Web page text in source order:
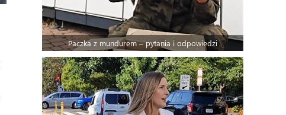
Paczka z mundurem – pytania i odpowiedzi